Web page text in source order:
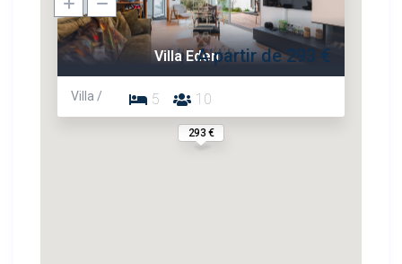
293 €
Villa Eden
Villa / 5 10
A partir de 293 €